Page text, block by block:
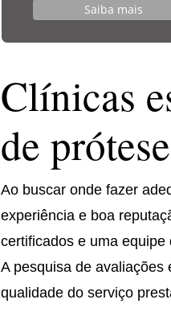
Saiba mais
Clínicas
de
Ao buscar onde fazer
experiência e boa
certificados e uma
A pesquisa de
qualidade do serviço